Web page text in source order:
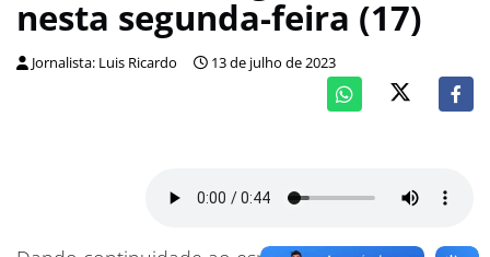
nesta segunda-feira (17)
Jornalista: Luis Ricardo 13 de julho de 2023